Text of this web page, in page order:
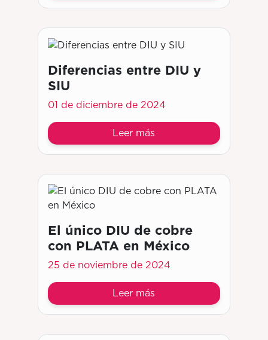
Diferencias entre DIU y
SIU
01 de diciembre de 2024
Leer más
El único DIU de cobre
con PLATA en México
25 de noviembre de 2024
Leer más